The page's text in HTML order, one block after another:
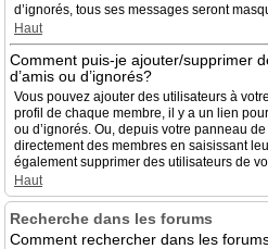
d’ignorés, tous ses messages seront
Haut
Comment puis-je ajouter/supprimer
d’amis ou d’ignorés?
Vous pouvez ajouter des utilisateurs à
profil de chaque membre, il y a un lien
ou d’ignorés. Ou, depuis votre panneau
directement des membres en saisissant
également supprimer des utilisateurs de
Haut
Recherche dans les forums
Comment rechercher dans les